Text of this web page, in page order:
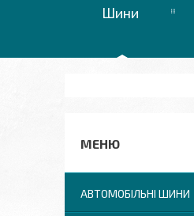
Шини
АВТОМОБІЛЬНІ ШИНИ